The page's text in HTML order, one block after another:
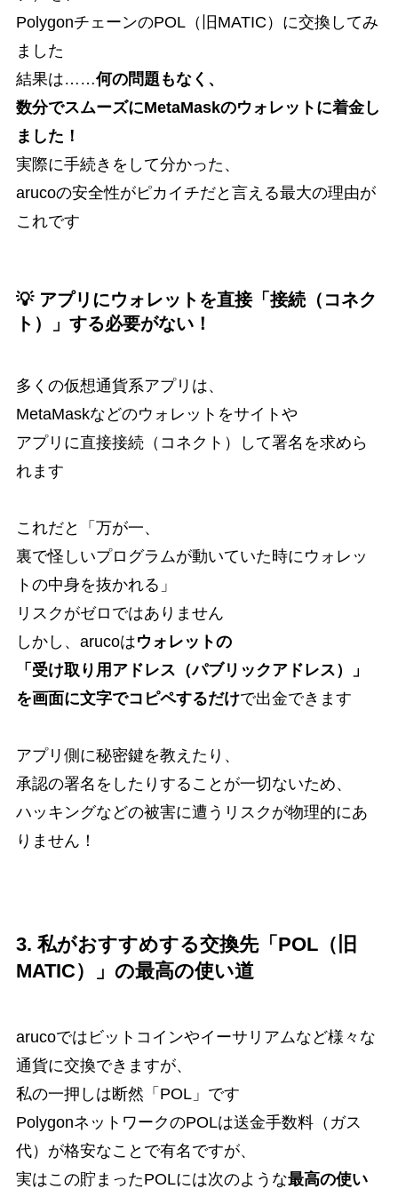
PolygonチェーンのPOL（旧MATIC）に交換してみ
ました
結果は……何の問題もなく、
数分でスムーズにMetaMaskのウォレットに着金し
ました！
実際に手続きをして分かった、
arucoの安全性がピカイチだと言える最大の理由が
これです
💡 アプリにウォレットを直接「接続（コネク
ト）」する必要がない！
多くの仮想通貨系アプリは、
MetaMaskなどのウォレットをサイトや
アプリに直接接続（コネクト）して署名を求めら
れます
これだと「万が一、
裏で怪しいプログラムが動いていた時にウォレッ
トの中身を抜かれる」
リスクがゼロではありません
しかし、arucoはウォレットの
「受け取り用アドレス（パブリックアドレス）」
を画面に文字でコピペするだけで出金できます
アプリ側に秘密鍵を教えたり、
承認の署名をしたりすることが一切ないため、
ハッキングなどの被害に遭うリスクが物理的にあ
りません！
3. 私がおすすめする交換先「POL（旧
MATIC）」の最高の使い道
arucoではビットコインやイーサリアムなど様々な
通貨に交換できますが、
私の一押しは断然「POL」です
PolygonネットワークのPOLは送金手数料（ガス
代）が格安なことで有名ですが、
実はこの貯まったPOLには次のような最高の使い